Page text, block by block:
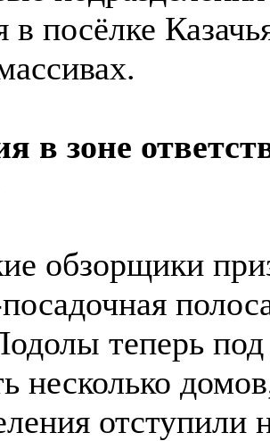
в посёлке
в зоне
обзорщики
теперь
несколько
отступили